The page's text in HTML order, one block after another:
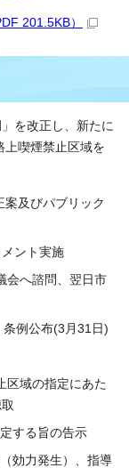
201.5KB）
を改正し、新たに
上喫煙禁止区域を
及びパブリック
ント実施
へ諮問、翌日市
例公布(3月31日)
域の指定にあた
する旨の告示
効力発生）、指導